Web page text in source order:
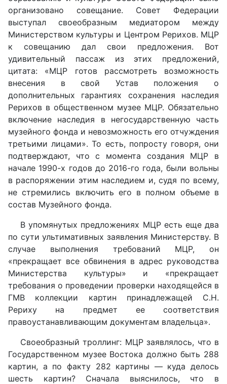
организовано совещание. Совет Федерации
выступал своеобразным медиатором между
Министерством культуры и Центром Рерихов. МЦР
к совещанию дал свои предложения. Вот
удивительный пассаж из этих предложений,
цитата: «МЦР готов рассмотреть возможность
внесения в свой Устав положения о
дополнительных гарантиях сохранения наследия
Рерихов в общественном музее МЦР. Обязательно
включение наследия в негосударственную часть
музейного фонда и невозможность его отчуждения
третьими лицами». То есть, попросту говоря, они
подтверждают, что с момента создания МЦР в
начале 1990-х годов до 2016-го года, были вольны
в распоряжении этим наследием и, судя по всему,
не стремились включить его в полном объеме в
состав Музейного фонда.
В упомянутых предложениях МЦР есть еще два
по сути ультимативных заявления Министерству. В
случае выполнения требований МЦР, он
«прекращает все обвинения в адрес руководства
Министерства культуры» и «прекращает
требования о проведении проверки находящейся в
ГМВ коллекции картин принадлежащей С.Н.
Рериху на предмет ее соответствия
правоустанавливающим документам владельца».
Своеобразный троллинг: МЦР заявлялось, что в
Государственном музее Востока должно быть 288
картин, а по факту 282 картины — куда делось
шесть картин? Сначала выяснилось, что в